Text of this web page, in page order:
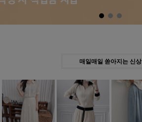
매일매일 쏟아지는 신상